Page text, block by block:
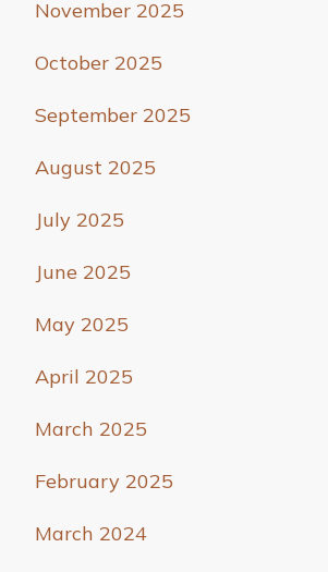
November 2025
October 2025
September 2025
August 2025
July 2025
June 2025
May 2025
April 2025
March 2025
February 2025
March 2024